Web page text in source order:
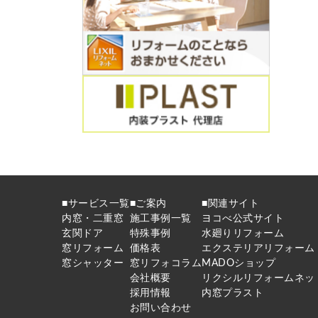
■サービス一覧
内窓・二重窓
玄関ドア
窓リフォーム
窓シャッター
■ご案内
施工事例一覧
特殊事例
価格表
窓リフォコラム
会社概要
採用情報
お問い合わせ
■関連サイト
ヨコべ公式サイト
水廻りリフォーム
エクステリアリフォーム
MADOショップ
リクシルリフォームネッ
内窓プラスト